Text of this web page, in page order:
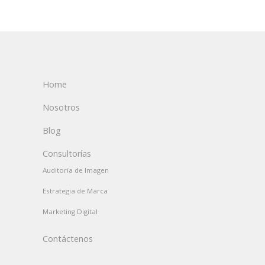
Home
Nosotros
Blog
Consultorías
Auditoría de Imagen
Estrategia de Marca
Marketing Digital
Contáctenos